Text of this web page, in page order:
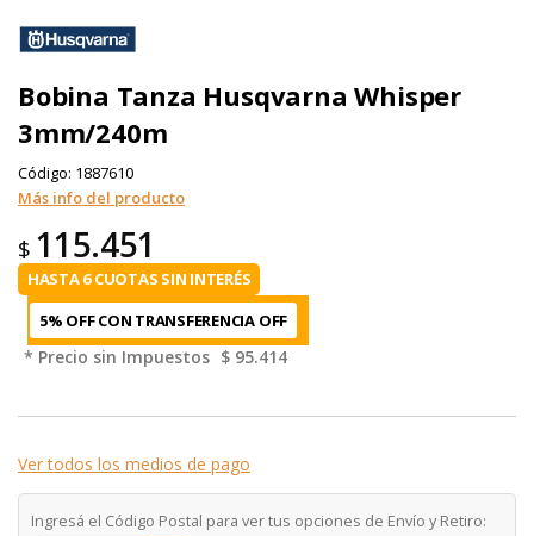
Bobina Tanza Husqvarna Whisper
3mm/240m
Código: 1887610
Más info del producto
$ 115.451
HASTA 6 CUOTAS SIN INTERÉS
5% OFF CON TRANSFERENCIA
* Precio sin Impuestos $ 95.414
Ver todos los medios de pago
Ingresá el Código Postal para ver tus opciones de Envío y Retiro: